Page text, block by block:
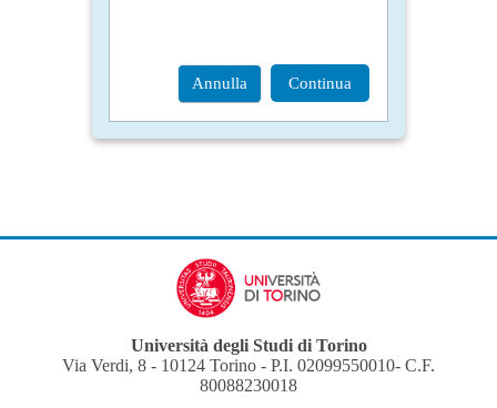
Annulla Continua
Università degli Studi di Torino
Via Verdi, 8 - 10124 Torino - P.I. 02099550010- C.F.
80088230018